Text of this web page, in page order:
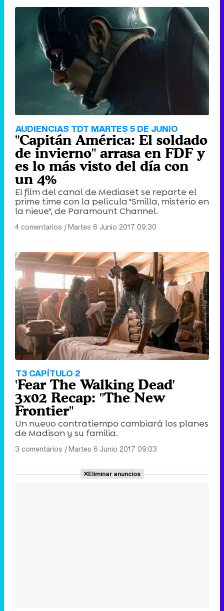
AUDIENCIAS TDT MARTES 5 DE JUNIO
"Capitán América: El soldado
de invierno" arrasa en FDF y
es lo más visto del día con
un 4%
El film del canal de Mediaset se reparte el
prime time con la película "Smilla, misterio en
la nieve", de Paramount Channel.
4 comentarios |Martes 6 Junio 2017 09:30
T3 CAPÍTULO 2
'Fear The Walking Dead'
3x02 Recap: "The New
Frontier"
Un nuevo contratiempo cambiará los planes
de Madison y su familia.
3 comentarios |Martes 6 Junio 2017 09:03
Eliminar anuncios